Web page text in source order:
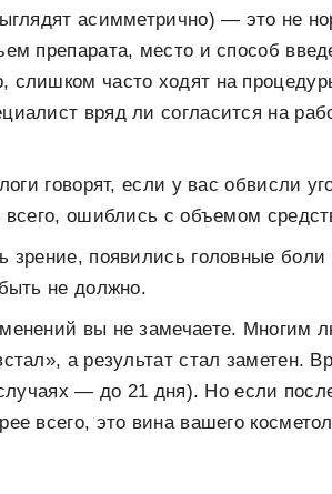
асимметрично) — это не
препарата, место и способ
часто ходят на
вряд ли согласится на
говорят, если у вас обвисли
всего, ошиблись с объемом
появились головные боли
не должно.
вы не замечаете. Многим
а результат стал заметен.
— до 21 дня). Но если
всего, это вина вашего